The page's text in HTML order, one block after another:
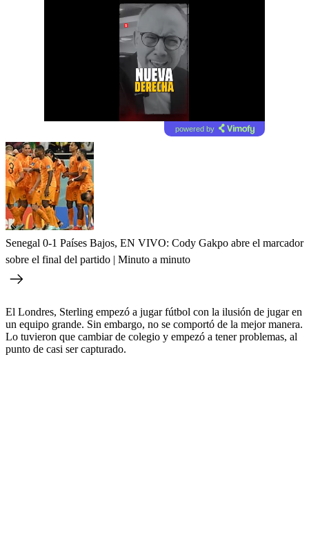
powered by
Senegal 0-1 Países Bajos, EN VIVO: Cody Gakpo abre el marcador
sobre el final del partido | Minuto a minuto
El Londres, Sterling empezó a jugar fútbol con la ilusión de jugar en
un equipo grande. Sin embargo, no se comportó de la mejor manera.
Lo tuvieron que cambiar de colegio y empezó a tener problemas, al
punto de casi ser capturado.